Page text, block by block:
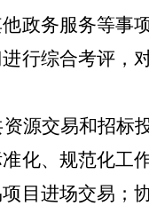
政务服务等事
行综合考评，
源交易和招标
化、规范化工
目进场交易；